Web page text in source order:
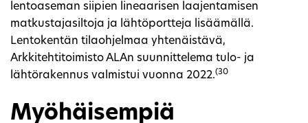
lentoaseman siipien lineaarisen laajentamisen
matkustajasiltoja ja lähtöportteja lisäämällä.
Lentokentän tilaohjelmaa yhtenäistävä,
Arkkitehtitoimisto ALAn suunnittelema tulo- ja
lähtörakennus valmistui vuonna 2022.(30
Myöhäisempiä